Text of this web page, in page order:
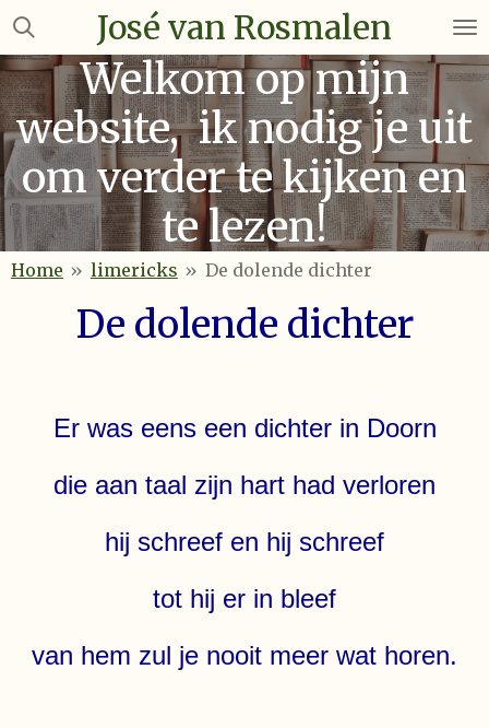
Ga
naar
de
hoofdinhoud
José van Rosmalen
Welkom op mijn
website, ik nodig je uit
om verder te kijken en
te lezen!
Home » limericks » De dolende dichter
De dolende dichter
Er was eens een dichter in Doorn
die aan taal zijn hart had verloren
hij schreef en hij schreef
tot hij er in bleef
van hem zul je nooit meer wat horen.